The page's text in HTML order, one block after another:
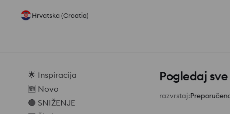
Hrvatska (Croatia)
🌟 Inspiracija
🆕 Novo
🔴 SNIŽENJE
Pogledaj sve
razvrstaj: